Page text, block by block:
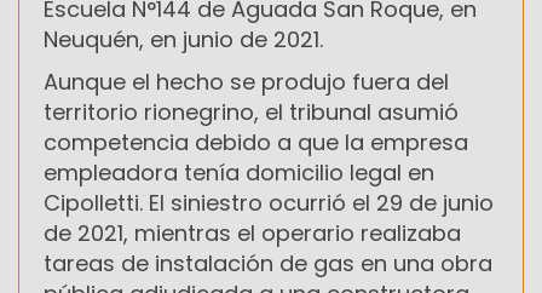
Escuela N°144 de Aguada San Roque, en
Neuquén, en junio de 2021.
Aunque el hecho se produjo fuera del
territorio rionegrino, el tribunal asumió
competencia debido a que la empresa
empleadora tenía domicilio legal en
Cipolletti. El siniestro ocurrió el 29 de junio
de 2021, mientras el operario realizaba
tareas de instalación de gas en una obra